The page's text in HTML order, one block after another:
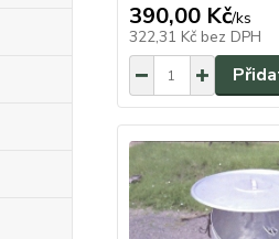
390,00 Kč/ks
322,31 Kč bez DPH